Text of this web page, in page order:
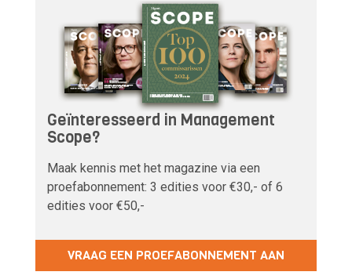
Geïnteresseerd in Management
Scope?
Maak kennis met het magazine via een
proefabonnement: 3 edities voor €30,- of 6
edities voor €50,-
VRAAG EEN PROEFABONNEMENT AAN